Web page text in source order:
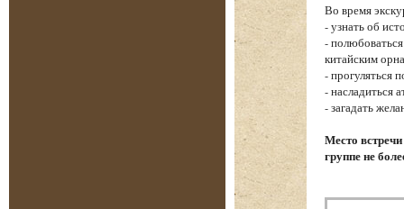
Во время
- узнать об
-
китайским
- прогуляться
- насладиться
- загадать
Место
группе не